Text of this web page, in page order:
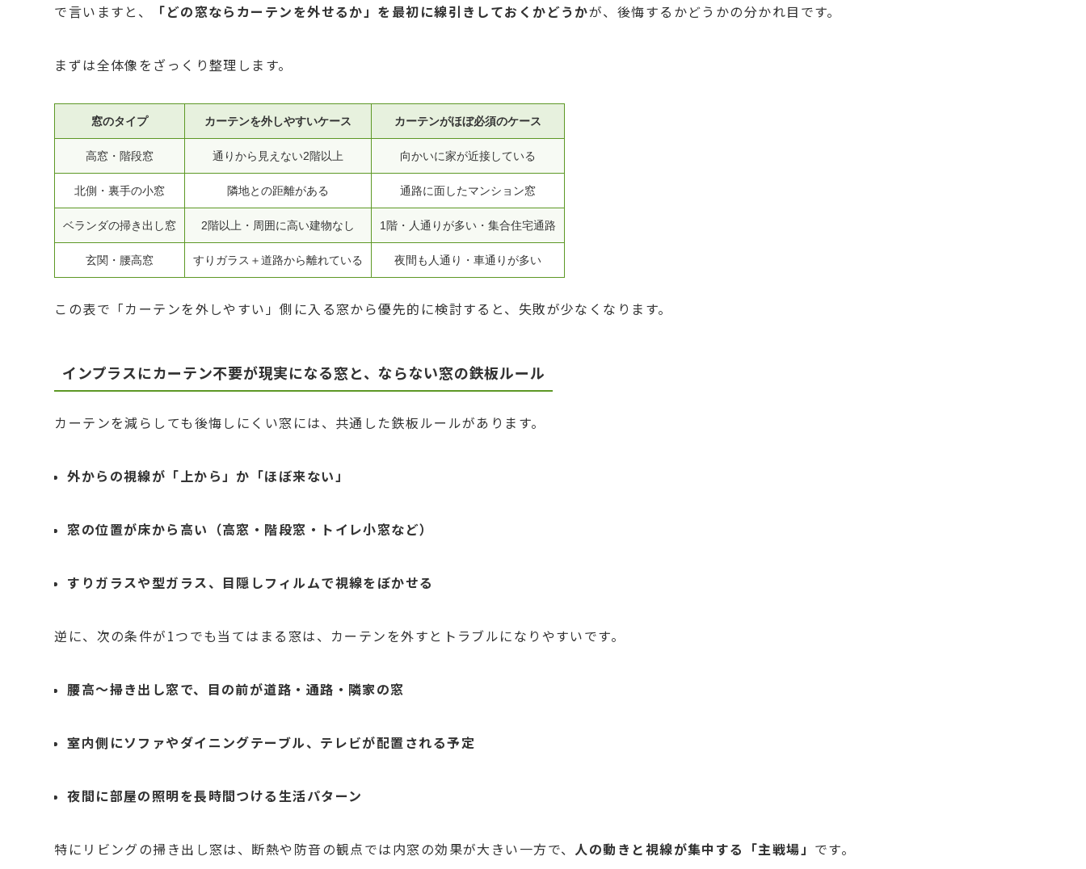
で言いますと、
「どの窓ならカーテンを外せるか」を最初に線引きしておくかどうかが、後悔するかどうかの分かれ目です。
まずは全体像をざっくり整理します。
窓のタイプ カーテンを外しやすいケース カーテンがほぼ必須のケース
高窓・階段窓 通りから見えない2階以上 向かいに家が近接している
北側・裏手の小窓 隣地との距離がある 通路に面したマンション窓
ベランダの掃き出し窓 2階以上・周囲に高い建物なし 1階・人通りが多い・集合住宅通路
玄関・腰高窓 すりガラス＋道路から離れている 夜間も人通り・車通りが多い
この表で「カーテンを外しやすい」側に入る窓から優先的に検討すると、失敗が少なくなります。
インプラスにカーテン不要が現実になる窓と、ならない窓の鉄板ルール
カーテンを減らしても後悔しにくい窓には、共通した鉄板ルールがあります。
外からの視線が「上から」か「ほぼ来ない」
窓の位置が床から高い（高窓・階段窓・トイレ小窓など）
すりガラスや型ガラス、目隠しフィルムで視線をぼかせる
逆に、次の条件が1つでも当てはまる窓は、カーテンを外すとトラブルになりやすいです。
腰高〜掃き出し窓で、目の前が道路・通路・隣家の窓
室内側にソファやダイニングテーブル、テレビが配置される予定
夜間に部屋の照明を長時間つける生活パターン
特にリビングの掃き出し窓は、断熱や防音の観点では内窓の効果が大きい一方で、 人の動きと視線が集中する「主戦場」 です。